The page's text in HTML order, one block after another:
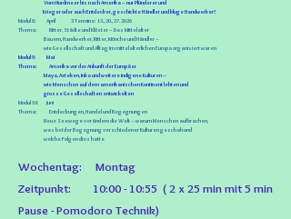
Vom Nordmeer bis nach Amerika – nur Plünderer und
Krieger oder auch Entdecker, geschickte Händler und kluge Handwerker?
Modul 8: April 3Termine: 13., 20., 27. 2026
Thema: Ritter, Städte und Klöster – Das Mittelalter
Bauern, Handwerker, Ritter, Mönche und Händler –
wie Gesellschaft und Alltag im mittelalterlichen Europa organisiert waren
Modul 9: Mai
Thema: Amerika vor der Ankunft der Europäer
Maya, Azteken, Inka und weitere indigene Kulturen –
wie Menschen auf dem amerikanischen Kontinent lebten und
grosse Gesellschaften entwickelten
Modul 10: Juni
Thema: Entdeckungen, Handel und Begegnungen
Neue Seewege verändern die Welt – warum Menschen aufbrachen,
was bei der Begegnung verschiedener Kulturen geschah und
welche Folgen dies hatte
Wochentag: Montag
Zeitpunkt: 10:00 - 10:55 ( 2 x 25 min mit 5 min
Pause - Pomodoro Technik)